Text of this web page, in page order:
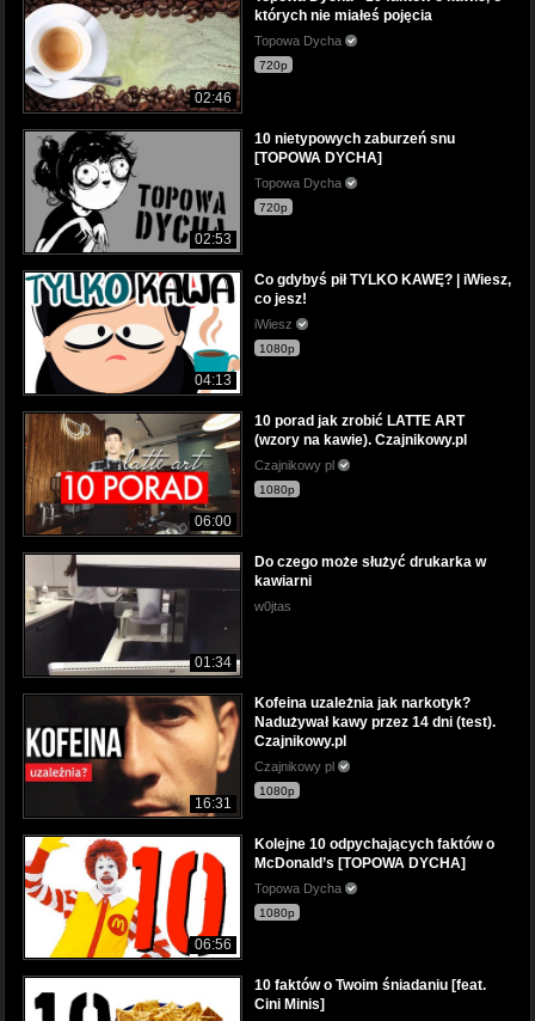
02:46
których nie miałeś pojęcia
Topowa Dycha
720p
02:53
10 nietypowych zaburzeń snu
[TOPOWA DYCHA]
Topowa Dycha
720p
04:13
Co gdybyś pił TYLKO KAWĘ? | iWiesz,
co jesz!
iWiesz
1080p
06:00
10 porad jak zrobić LATTE ART
(wzory na kawie). Czajnikowy.pl
Czajnikowy pl
1080p
01:34
Do czego może służyć drukarka w
kawiarni
w0jtas
16:31
Kofeina uzależnia jak narkotyk?
Nadużywał kawy przez 14 dni (test).
Czajnikowy.pl
Czajnikowy pl
1080p
06:56
Kolejne 10 odpychających faktów o
McDonald’s [TOPOWA DYCHA]
Topowa Dycha
1080p
10 faktów o Twoim śniadaniu [feat.
Cini Minis]